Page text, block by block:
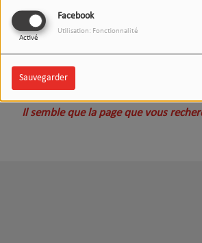
Facebook
Activé
Utilisation: Fonctionnalité
Sauvegarder
Oups, vous avez
Il semble que la page que vous